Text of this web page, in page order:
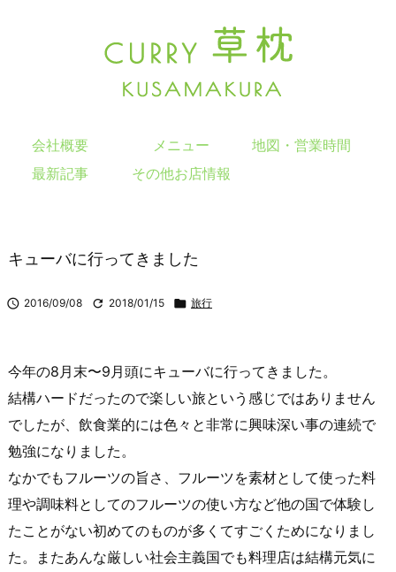
会社概要 メニュー
地図・営業時間
最新記事
その他お店情報
キューバに行ってきました
 2016/09/08  2018/01/15  旅行
今年の8月末〜9月頭にキューバに行ってきました。
結構ハードだったので楽しい旅という感じではありません
でしたが、飲食業的には色々と非常に興味深い事の連続で
勉強になりました。
なかでもフルーツの旨さ、フルーツを素材として使った料
理や調味料としてのフルーツの使い方など他の国で体験し
たことがない初めてのものが多くてすごくためになりまし
た。またあんな厳しい社会主義国でも料理店は結構元気に